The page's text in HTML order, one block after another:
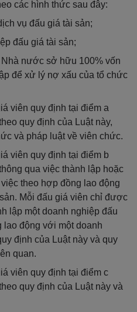
các hình thức sau đây:
vụ đấu giá tài sản;
đấu giá tài sản;
nước sở hữu 100% vốn
để xử lý nợ xấu của tổ chức
viên quy định tại điểm a
quy định của Luật này,
và pháp luật về viên chức.
viên quy định tại điểm b
qua việc thành lập hoặc
theo hợp đồng lao động
Mỗi đấu giá viên chỉ được
lập một doanh nghiệp đấu
lao động với một doanh
định của Luật này và quy
quan.
viên quy định tại điểm c
quy định của Luật này và